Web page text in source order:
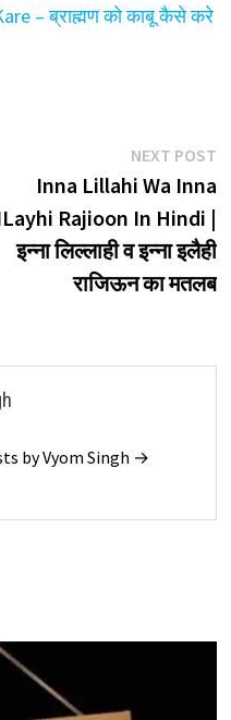
– ब्राह्मण को काबू कैसे करे
NEXT POST
Inna Lillahi Wa Inna
Rajioon In Hindi |
इन्ना लिल्लाही व इन्ना इलैही
राजिऊन का मतलब
by Vyom Singh →